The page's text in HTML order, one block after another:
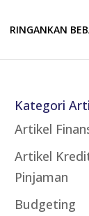
RINGANKAN
Kategori
Artikel
Artikel
Pinjaman
Budgeting